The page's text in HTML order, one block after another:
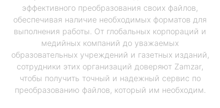
эффективного преобразования своих файлов,
обеспечивая наличие необходимых форматов для
выполнения работы. От глобальных корпораций и
медийных компаний до уважаемых
образовательных учреждений и газетных изданий,
сотрудники этих организаций доверяют Zamzar,
чтобы получить точный и надежный сервис по
преобразованию файлов, который им необходим.